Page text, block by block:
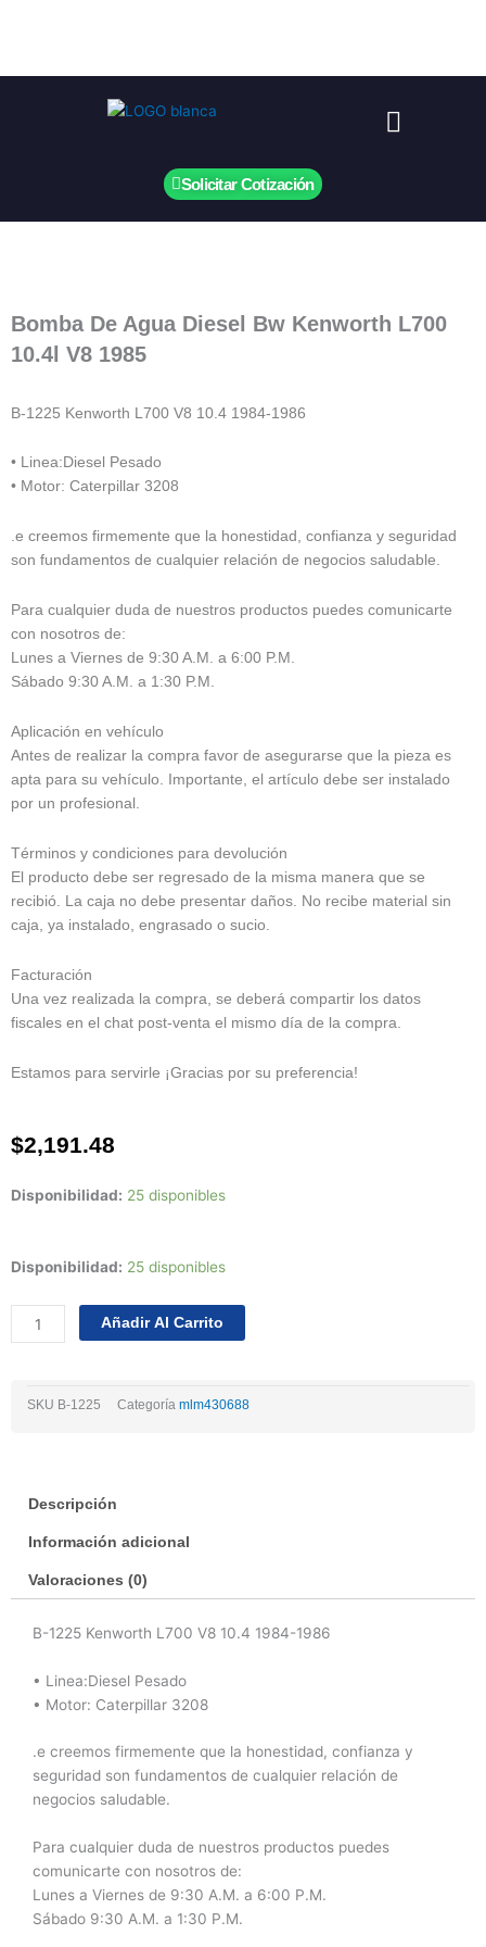
Menú
Solicitar Cotización
Bomba De Agua Diesel Bw Kenworth L700
10.4l V8 1985
B-1225 Kenworth L700 V8 10.4 1984-1986
• Linea:Diesel Pesado
• Motor: Caterpillar 3208
.e creemos firmemente que la honestidad, confianza y seguridad
son fundamentos de cualquier relación de negocios saludable.
Para cualquier duda de nuestros productos puedes comunicarte
con nosotros de:
Lunes a Viernes de 9:30 A.M. a 6:00 P.M.
Sábado 9:30 A.M. a 1:30 P.M.
Aplicación en vehículo
Antes de realizar la compra favor de asegurarse que la pieza es
apta para su vehículo. Importante, el artículo debe ser instalado
por un profesional.
Términos y condiciones para devolución
El producto debe ser regresado de la misma manera que se
recibió. La caja no debe presentar daños. No recibe material sin
caja, ya instalado, engrasado o sucio.
Facturación
Una vez realizada la compra, se deberá compartir los datos
fiscales en el chat post-venta el mismo día de la compra.
Estamos para servirle ¡Gracias por su preferencia!
$2,191.48
Disponibilidad: 25 disponibles
Disponibilidad: 25 disponibles
Bomba
Kenworth
L700
cantidad
Añadir Al Carrito
SKU B-1225 Categoría mlm430688
Descripción
Información adicional
Valoraciones (0)
B-1225 Kenworth L700 V8 10.4 1984-1986
• Linea:Diesel Pesado
• Motor: Caterpillar 3208
.e creemos firmemente que la honestidad, confianza y
seguridad son fundamentos de cualquier relación de
negocios saludable.
Para cualquier duda de nuestros productos puedes
comunicarte con nosotros de:
Lunes a Viernes de 9:30 A.M. a 6:00 P.M.
Sábado 9:30 A.M. a 1:30 P.M.